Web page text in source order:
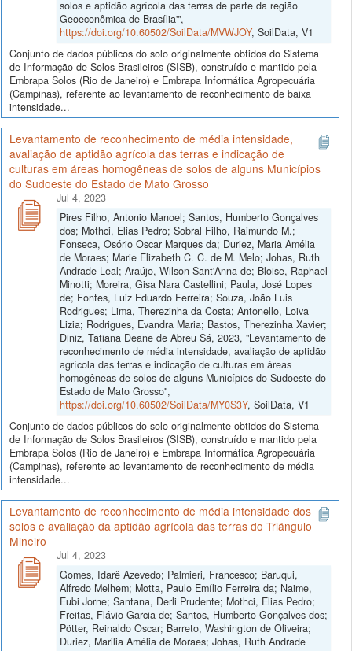
solos e aptidão agrícola das terras de parte da região
Geoeconômica de Brasília'",
https://doi.org/10.60502/SoilData/MVWJOY, SoilData, V1
Conjunto de dados públicos do solo originalmente obtidos do Sistema
de Informação de Solos Brasileiros (SISB), construído e mantido pela
Embrapa Solos (Rio de Janeiro) e Embrapa Informática Agropecuária
(Campinas), referente ao levantamento de reconhecimento de baixa
intensidade...
Levantamento de reconhecimento de média intensidade,
avaliação de aptidão agrícola das terras e indicação de
culturas em áreas homogêneas de solos de alguns Municípios
do Sudoeste do Estado de Mato Grosso
Jul 4, 2023
Pires Filho, Antonio Manoel; Santos, Humberto Gonçalves
dos; Mothci, Elias Pedro; Sobral Filho, Raimundo M.;
Fonseca, Osório Oscar Marques da; Duriez, Maria Amélia
de Moraes; Marie Elizabeth C. C. de M. Melo; Johas, Ruth
Andrade Leal; Araújo, Wilson Sant'Anna de; Bloise, Raphael
Minotti; Moreira, Gisa Nara Castellini; Paula, José Lopes
de; Fontes, Luiz Eduardo Ferreira; Souza, João Luis
Rodrigues; Lima, Therezinha da Costa; Antonello, Loiva
Lizia; Rodrigues, Evandra Maria; Bastos, Therezinha Xavier;
Diniz, Tatiana Deane de Abreu Sá, 2023, "Levantamento de
reconhecimento de média intensidade, avaliação de aptidão
agrícola das terras e indicação de culturas em áreas
homogêneas de solos de alguns Municípios do Sudoeste do
Estado de Mato Grosso",
https://doi.org/10.60502/SoilData/MY0S3Y, SoilData, V1
Conjunto de dados públicos do solo originalmente obtidos do Sistema
de Informação de Solos Brasileiros (SISB), construído e mantido pela
Embrapa Solos (Rio de Janeiro) e Embrapa Informática Agropecuária
(Campinas), referente ao levantamento de reconhecimento de média
intensidade...
Levantamento de reconhecimento de média intensidade dos
solos e avaliação da aptidão agrícola das terras do Triângulo
Mineiro
Jul 4, 2023
Gomes, Idarê Azevedo; Palmieri, Francesco; Baruqui,
Alfredo Melhem; Motta, Paulo Emílio Ferreira da; Naime,
Eubi Jorne; Santana, Derli Prudente; Mothci, Elias Pedro;
Freitas, Flávio Garcia de; Santos, Humberto Gonçalves dos;
Pötter, Reinaldo Oscar; Barreto, Washington de Oliveira;
Duriez, Marilia Amélia de Moraes; Johas, Ruth Andrade